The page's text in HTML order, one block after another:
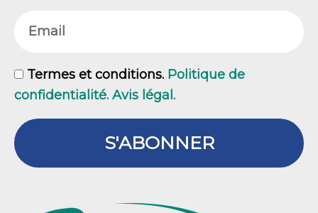
GDPR
Termes et conditions. Politique de
confidentialité. Avis légal.
S'ABONNER